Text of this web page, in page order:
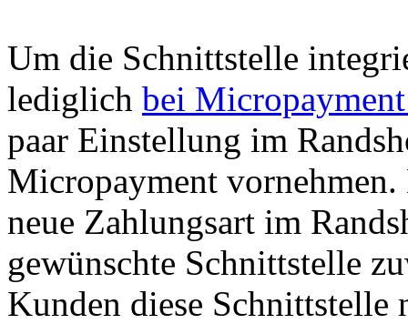
Um die Schnittstelle
lediglich bei
paar Einstellung im
Micropayment
neue Zahlungsart im
gewünschte Schnittstelle
Kunden diese Schnittstelle